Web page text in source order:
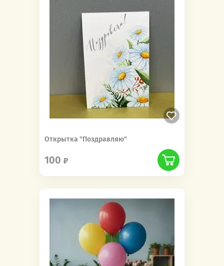
Открытка "Поздравляю"
100